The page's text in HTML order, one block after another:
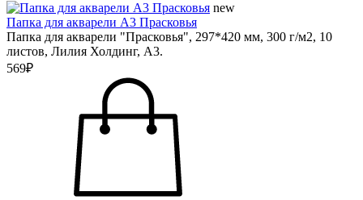
new
Папка для акварели А3 Прасковья
Папка для акварели "Прасковья", 297*420 мм, 300 г/м2, 10
листов, Лилия Холдинг, А3.
569₽